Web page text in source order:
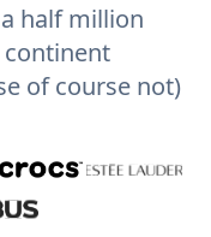
half million
continent
of course not)